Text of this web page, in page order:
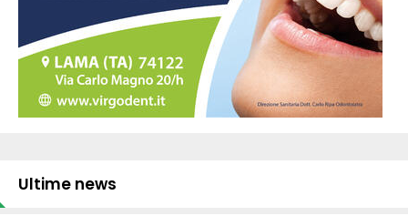
Ultime news